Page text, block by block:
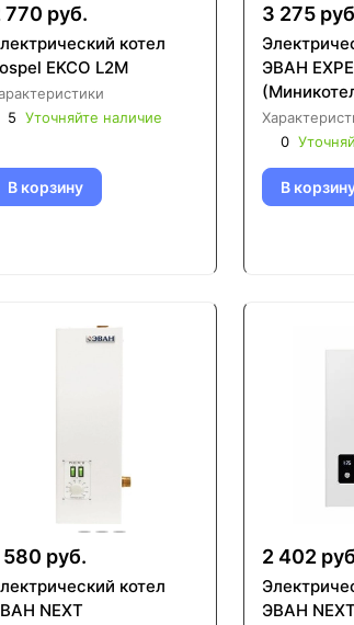
770 руб.
котел
EKCO L2M
5 Уточняйте наличие
В корзину
3 275
ЭВАН
0
В
580 руб.
котел
NEXT
2 402
ЭВАН